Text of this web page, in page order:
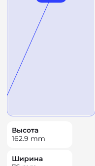
Высота
162.9 mm
Ширина